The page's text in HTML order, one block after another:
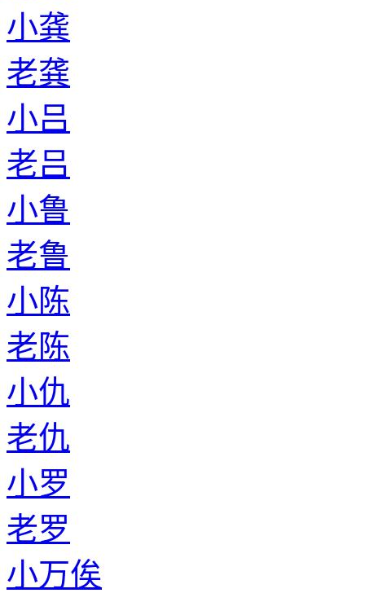
小龚
老龚
小吕
老吕
小鲁
老鲁
小陈
老陈
小仇
老仇
小罗
老罗
小万俟